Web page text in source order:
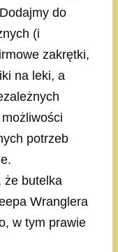
do
(i
zakrętki,
na leki, a
potrzeb
że butelka
Wranglera
w tym prawie